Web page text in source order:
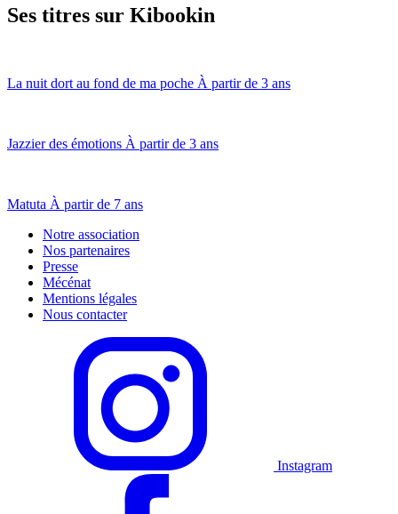
Ses titres sur Kibookin
La nuit dort au fond de ma poche À partir de 3 ans
Jazzier des émotions À partir de 3 ans
Matuta À partir de 7 ans
Notre association
Nos partenaires
Presse
Mécénat
Mentions légales
Nous contacter
Instagram